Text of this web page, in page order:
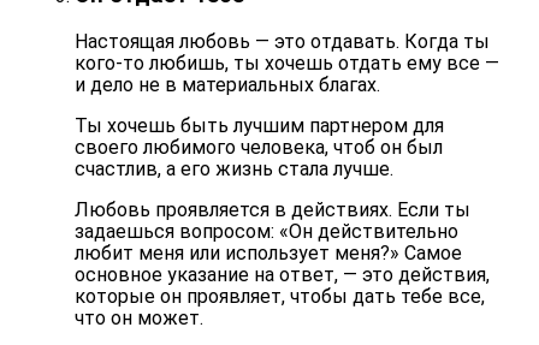
Настоящая любовь — это отдавать. Когда ты
кого-то любишь, ты хочешь отдать ему все —
и дело не в материальных благах.
Ты хочешь быть лучшим партнером для
своего любимого человека, чтоб он был
счастлив, а его жизнь стала лучше.
Любовь проявляется в действиях. Если ты
задаешься вопросом: «Он действительно
любит меня или использует меня?» Самое
основное указание на ответ, — это действия,
которые он проявляет, чтобы дать тебе все,
что он может.